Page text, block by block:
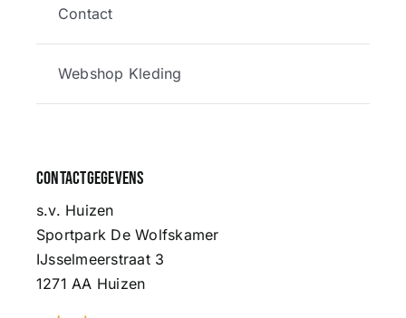
Contact
Webshop Kleding
Contactgegevens
s.v. Huizen
Sportpark De Wolfskamer
IJsselmeerstraat 3
1271 AA Huizen